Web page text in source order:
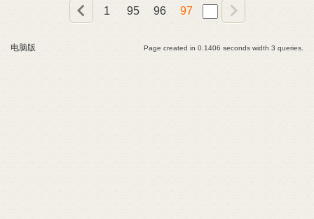
1 95 96 97
电脑版 Page created in 0.1406 seconds width 3 queries.